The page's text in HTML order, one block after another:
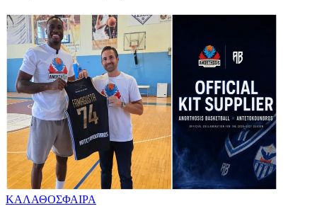
ΚΑΛΑΘΟΣΦΑΙΡΑ